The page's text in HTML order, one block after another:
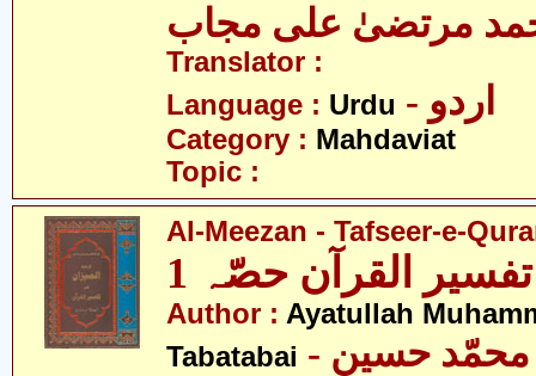
مرتضیٰ علی مجاب
Translator :
Language : Urdu - اردو
Category : Mahdaviat
Topic :
Al-Meezan - Tafseer-e-
القرآن حصّہ 1
Author : Ayatullah
Tabatabai - آیت اللہ محمّد حسین